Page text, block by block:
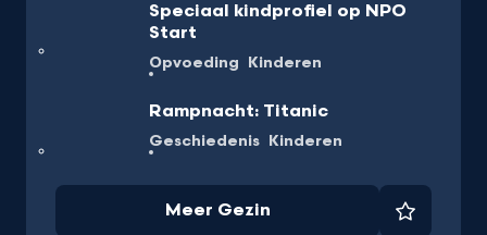
Speciaal kindprofiel op NPO
Start
Opvoeding Kinderen
Rampnacht: Titanic
Geschiedenis Kinderen
Meer Gezin Favoriet